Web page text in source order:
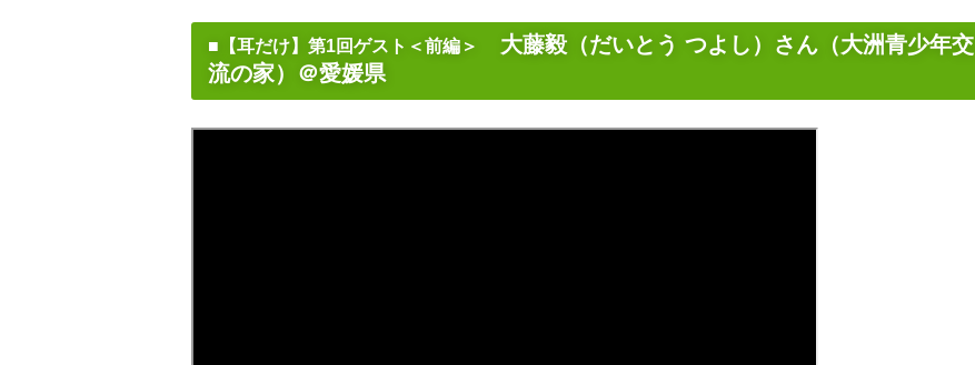
■【耳だけ】第1回ゲスト＜前編＞
大藤毅（だいとう つよし）さん（大洲青少年交
流の家）＠愛媛県